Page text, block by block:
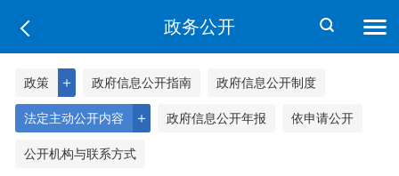
政务公开
＋
政策 政府信息公开指南 政府信息公开制度
＋
法定主动公开内容 政府信息公开年报 依申请公开
公开机构与联系方式